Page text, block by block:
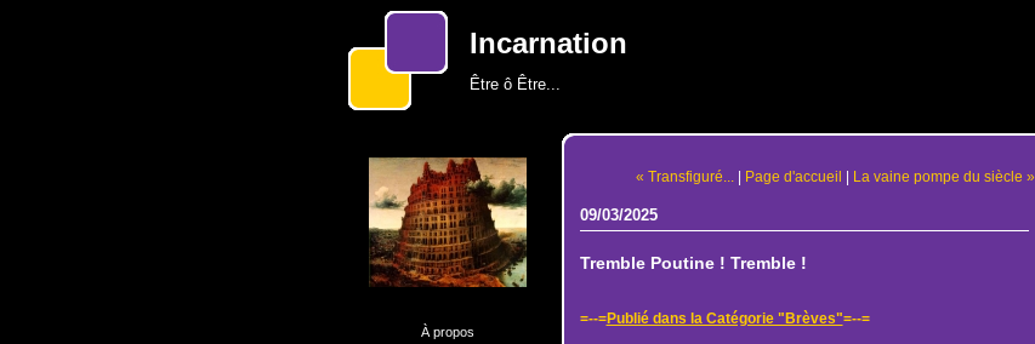
Incarnation
Être ô Être...
À propos
« Transfiguré... | Page d'accueil | La vaine pompe du siècle »
09/03/2025
Tremble Poutine ! Tremble !
=--=Publié dans la Catégorie "Brèves"=--=